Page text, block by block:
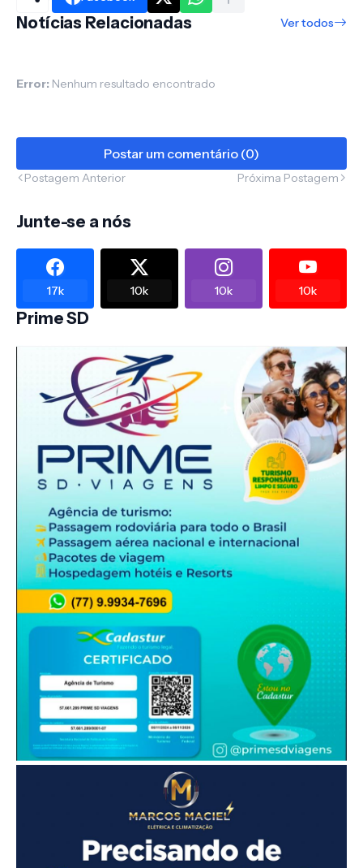
Notícias Relacionadas Ver todos
Error: Nenhum resultado encontrado
Postar um comentário (0)
Postagem Anterior Próxima Postagem
Junte-se a nós
17k 10k 10k 10k
Prime SD